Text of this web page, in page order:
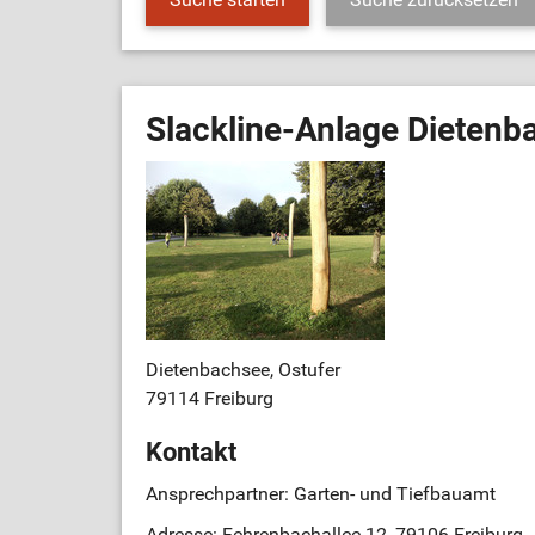
Slackline-Anlage
Dietenbachsee, Ostufer
79114 Freiburg
Kontakt
Ansprechpartner: Garten- und Tiefbauamt